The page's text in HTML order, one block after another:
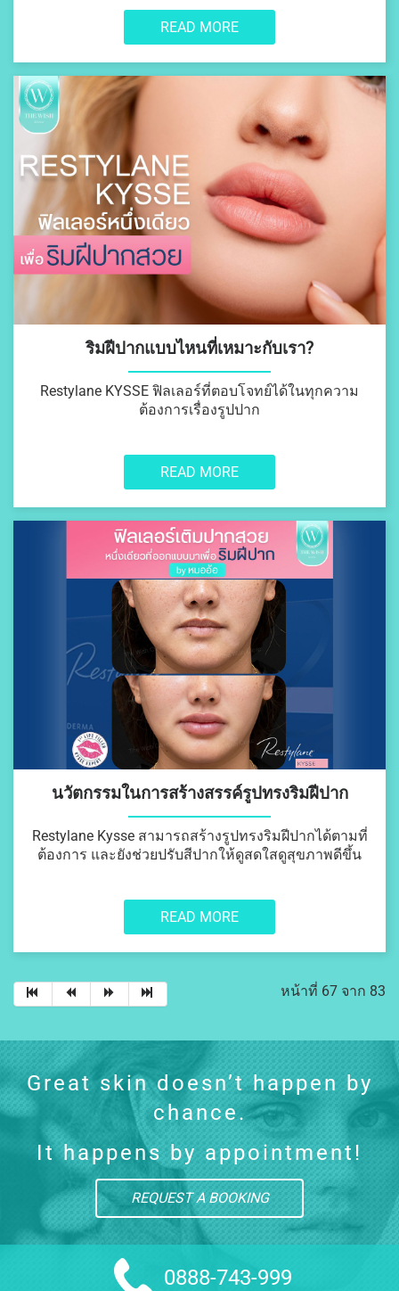
READ MORE
ริมฝีปากแบบไหนที่เหมาะกับเรา?
Restylane KYSSE ฟิลเลอร์ที่ตอบโจทย์ได้ในทุกความ
ต้องการเรื่องรูปปาก
READ MORE
นวัตกรรมในการสร้างสรรค์รูปทรงริมฝีปาก
Restylane Kysse สามารถสร้างรูปทรงริมฝีปากได้ตามที่
ต้องการ และยังช่วยปรับสีปากให้ดูสดใสดูสุขภาพดีขึ้น
READ MORE
หน้าที่ 67 จาก 83
Great skin doesn’t happen by
chance.
It happens by appointment!
REQUEST A BOOKING
0888-743-999